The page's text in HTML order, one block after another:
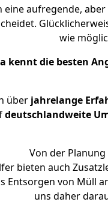
eine aufregende, aber
wie
kennt die besten
überjahrelange
deutschlandweite
Von der
bieten auch
Entsorgen von Müll
uns daher